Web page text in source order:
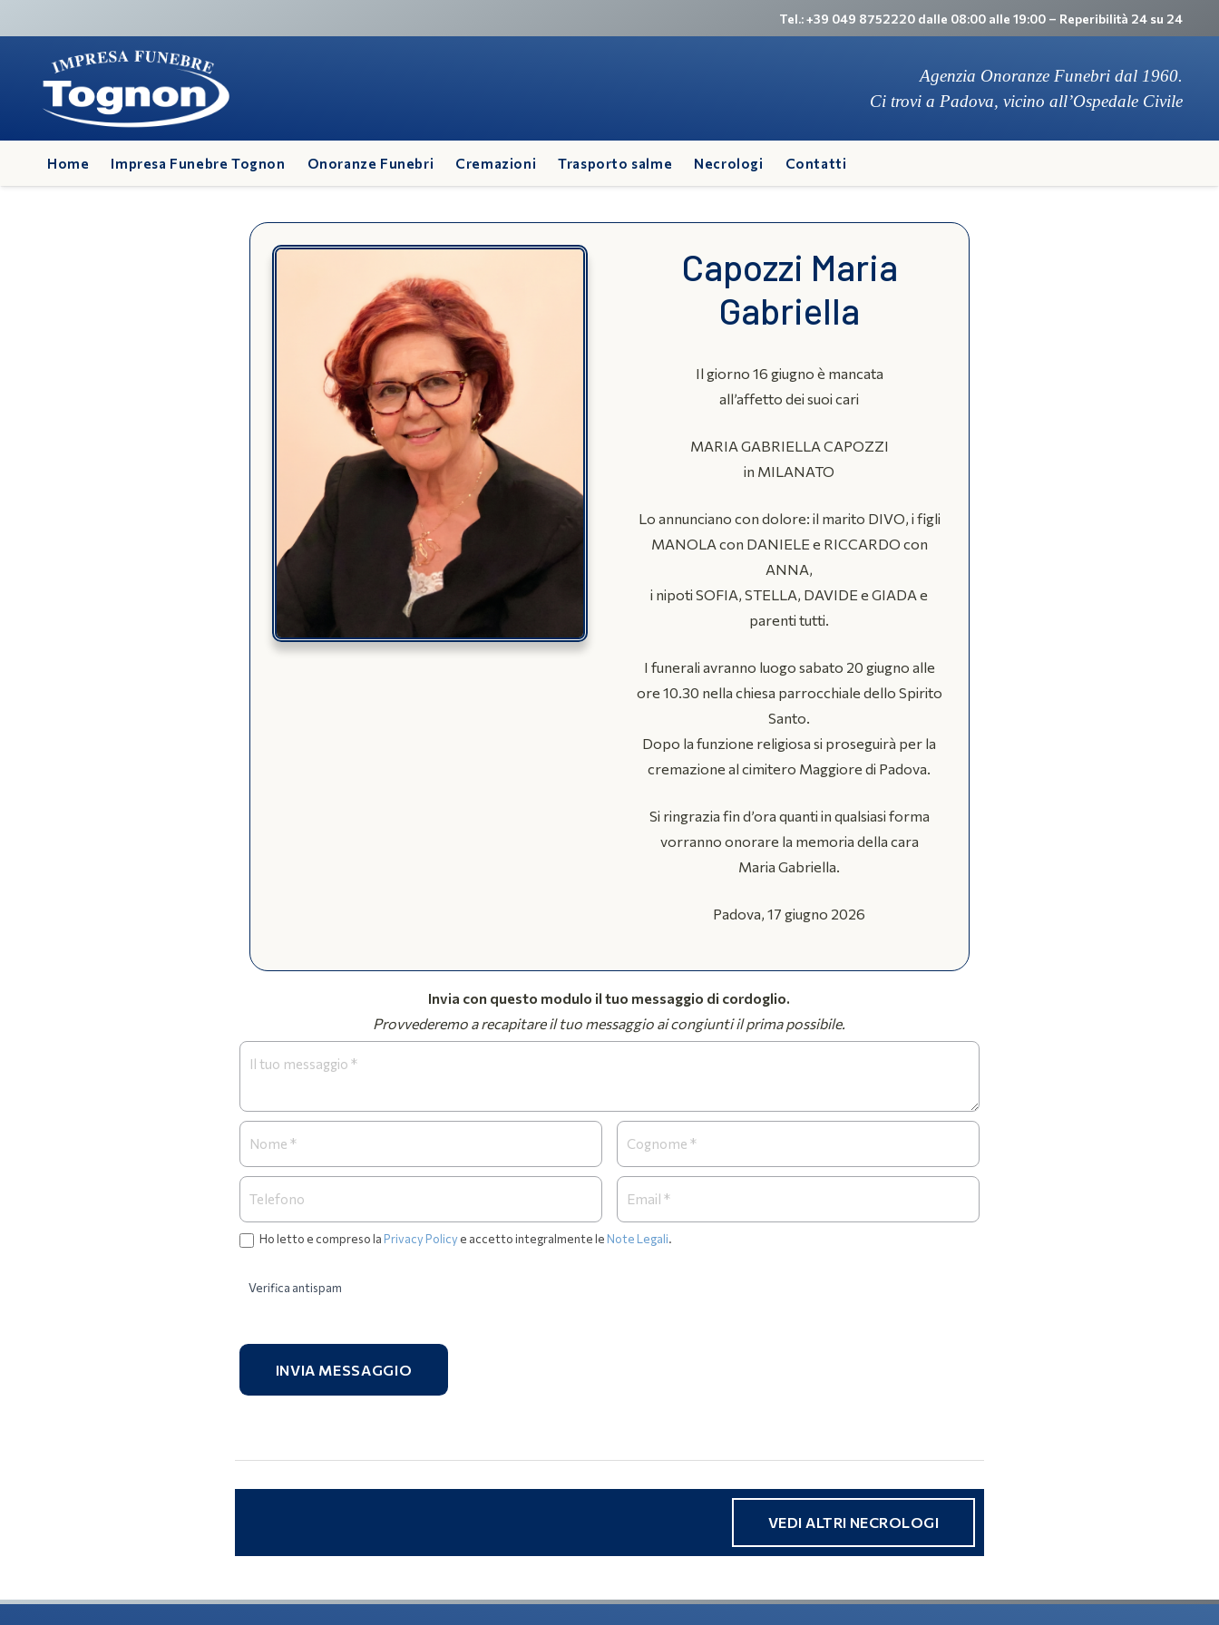
Tel.: +39 049 8752220 dalle 08:00 alle 19:00 – Reperibilità 24 su 24
Agenzia Onoranze Funebri dal 1960.
Ci trovi a Padova, vicino all’Ospedale Civile
Home Impresa Funebre Tognon Onoranze Funebri Cremazioni Trasporto salme Necrologi Contatti
Capozzi Maria
Gabriella
Il giorno 16 giugno è mancata
all’affetto dei suoi cari
MARIA GABRIELLA CAPOZZI
in MILANATO
Lo annunciano con dolore: il marito DIVO, i figli
MANOLA con DANIELE e RICCARDO con
ANNA,
i nipoti SOFIA, STELLA, DAVIDE e GIADA e
parenti tutti.
I funerali avranno luogo sabato 20 giugno alle
ore 10.30 nella chiesa parrocchiale dello Spirito
Santo.
Dopo la funzione religiosa si proseguirà per la
cremazione al cimitero Maggiore di Padova.
Si ringrazia fin d’ora quanti in qualsiasi forma
vorranno onorare la memoria della cara
Maria Gabriella.
Padova, 17 giugno 2026
Invia con questo modulo il tuo messaggio di cordoglio.
Provvederemo a recapitare il tuo messaggio ai congiunti il prima possibile.
Form
Ho letto e compreso la Privacy Policye accetto integralmente le Note Legali.
Verifica antispam
INVIA MESSAGGIO
VEDI ALTRI NECROLOGI